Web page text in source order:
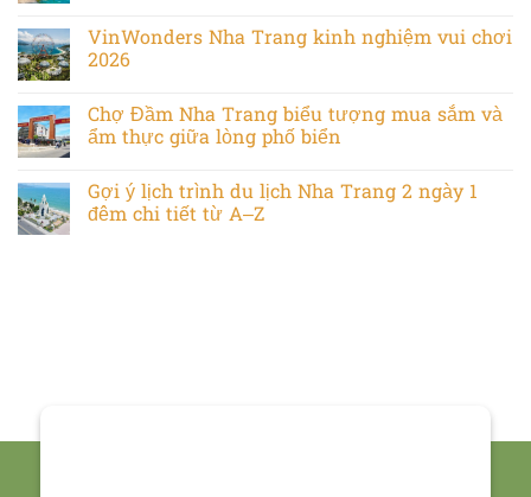
VinWonders Nha Trang kinh nghiệm vui chơi
2026
Chợ Đầm Nha Trang biểu tượng mua sắm và
ẩm thực giữa lòng phố biển
Gợi ý lịch trình du lịch Nha Trang 2 ngày 1
đêm chi tiết từ A–Z